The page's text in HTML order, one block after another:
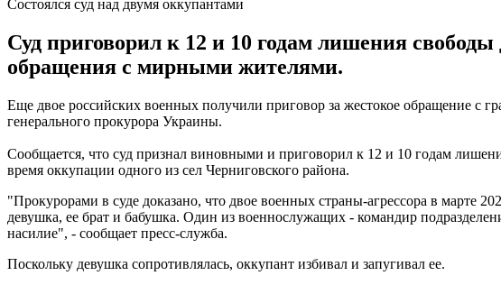
Состоялся суд над двумя оккупантами
Суд приговорил к 12 и 10 годам лишения
обращения с мирными жителями.
Еще двое российских военных получили приговор за жестокое обращение с
генерального прокурора Украины.
Сообщается, что суд признал виновными и приговорил к 12 и 10 годам
время оккупации одного из сел Черниговского района.
"Прокурорами в суде доказано, что двое военных страны-агрессора в марте
девушка, ее брат и бабушка. Один из военнослужащих - командир
насилие", - сообщает пресс-служба.
Поскольку девушка сопротивлялась, оккупант избивал и запугивал ее.